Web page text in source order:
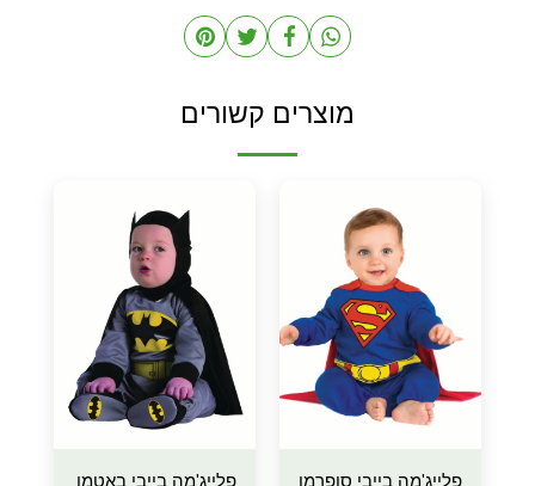
מוצרים קשורים
פלייג'מה בייבי סופרמן פלייג'מה בייבי באטמן